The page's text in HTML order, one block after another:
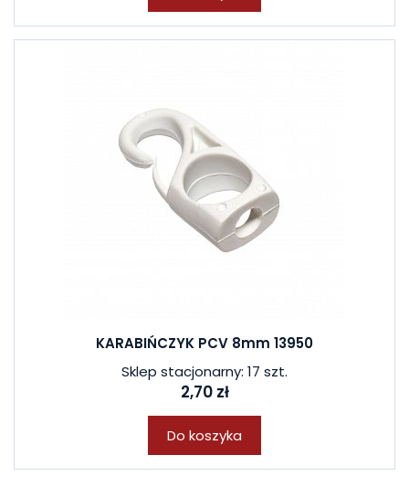
KARABIŃCZYK PCV 8mm 13950
Sklep stacjonarny: 17 szt.
2,70 zł
Do koszyka